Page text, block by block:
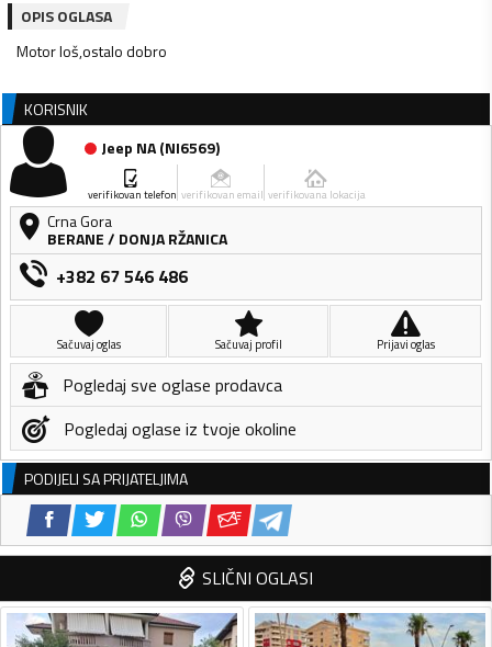
OPIS OGLASA
Motor loš,ostalo dobro
KORISNIK
Jeep NA(NI6569)
verifikovan telefon verifikovan email verifikovana lokacija
Crna Gora
BERANE/ DONJA RŽANICA
+382 67 546 486
Sačuvaj oglas Sačuvaj profil Prijavi oglas
Pogledaj sve oglase prodavca
Pogledaj oglase iz tvoje okoline
PODIJELI SA PRIJATELJIMA
SLIČNI OGLASI